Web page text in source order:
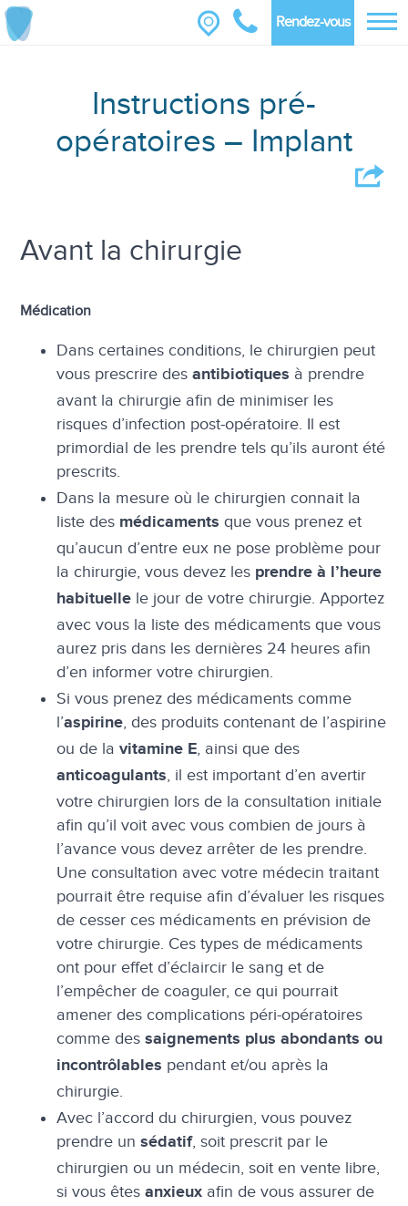
Rendez-vous
Instructions pré-
opératoires – Implant
Avant la chirurgie
Médication
Dans certaines conditions, le chirurgien peut
vous prescrire desantibiotiques à prendre
avant la chirurgie afin de minimiser les
risques d’infection post-opératoire. Il est
primordial de les prendre tels qu’ils auront été
prescrits.
Dans la mesure où le chirurgien connait la
liste des médicaments que vous prenez et
qu’aucun d’entre eux ne pose problème pour
la chirurgie, vous devez les prendre à l’heure
habituelle le jour de votre chirurgie. Apportez
avec vous la liste des médicaments que vous
aurez pris dans les dernières 24 heures afin
d’en informer votre chirurgien.
Si vous prenez des médicaments comme
l’aspirine, des produits contenant de l’aspirine
ou de lavitamine E, ainsi que des
anticoagulants, il est important d’en avertir
votre chirurgien lors de la consultation initiale
afin qu’il voit avec vous combien de jours à
l’avance vous devez arrêter de les prendre.
Une consultation avec votre médecin traitant
pourrait être requise afin d’évaluer les risques
de cesser ces médicaments en prévision de
votre chirurgie. Ces types de médicaments
ont pour effet d’éclaircir le sang et de
l’empêcher de coaguler, ce qui pourrait
amener des complications péri-opératoires
comme dessaignements plus abondants ou
incontrôlables pendant et/ou après la
chirurgie.
Avec l’accord du chirurgien, vous pouvez
prendre unsédatif, soit prescrit par le
chirurgien ou un médecin, soit en vente libre,
si vous êtesanxieux afin de vous assurer de